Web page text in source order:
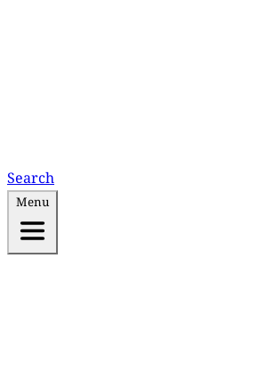
Search
Menu